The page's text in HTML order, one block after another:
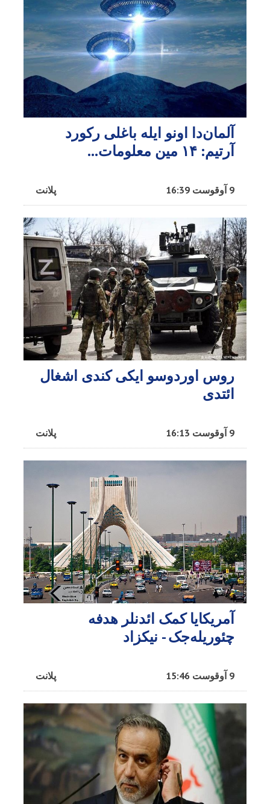
آلمان‌دا اونو ایله باغلی رکورد
آرتیم: ۱۴ مین معلومات...
پلانت 9 آوقوست 16:39
روس اوردوسو ایکی کندی اشغال
ائتدی
پلانت 9 آوقوست 16:13
آمریکایا کمک ائد‌نلر هدفه
چئوریله‌جک - نیکزاد
پلانت 9 آوقوست 15:46